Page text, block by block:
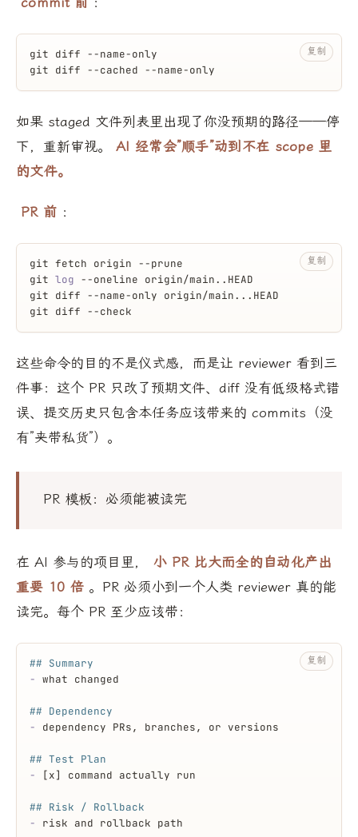
git diff --name-only
git diff --cached --name-only
复制
如果 staged 文件列表里出现了你没预期的路径——停
下，重新审视。
AI 经常会”顺手”动到不在 scope 里
的文件。
PR 前 ：
git fetch origin --prune
git log --oneline origin/main..HEAD
git diff --name-only origin/main...HEAD
git diff --check
复制
这些命令的目的不是仪式感，而是让 reviewer 看到三
件事：这个 PR 只改了预期文件、diff 没有低级格式错
误、提交历史只包含本任务应该带来的 commits（没
有”夹带私货”）。
PR 模板：必须能被读完
在 AI 参与的项目里，
小 PR 比大而全的自动化产出
重要 10 倍 。PR 必须小到一个人类 reviewer 真的能
读完。每个 PR 至少应该带：
## Summary
- what changed
## Dependency
-
dependency PRs, branches, or versions
## Test Plan
-
[x] command actually run
## Risk / Rollback
-
risk and rollback path
复制